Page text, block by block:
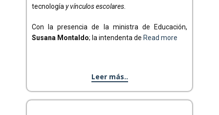
tecnología y vínculos escolares.
Con la presencia de la ministra de Educación,
Susana Montaldo; la intendenta de Read more
Leer más..